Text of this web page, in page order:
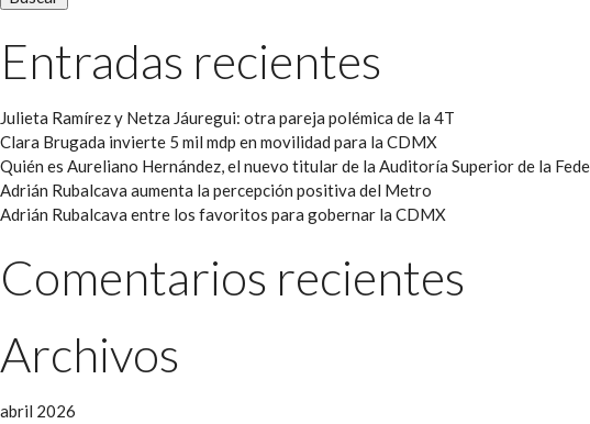
Entradas recientes
Julieta Ramírez y Netza Jáuregui: otra pareja polémica de la 4T
Clara Brugada invierte 5 mil mdp en movilidad para la CDMX
Quién es Aureliano Hernández, el nuevo titular de la Auditoría Superior de la
Adrián Rubalcava aumenta la percepción positiva del Metro
Adrián Rubalcava entre los favoritos para gobernar la CDMX
Comentarios recientes
Archivos
abril 2026